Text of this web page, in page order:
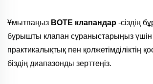
Ұмытпаңыз BOTE клапандар -сіздің
бұрышты клапан сұраныстарыңыз
практикалықтық пен қолжетімділіктің
біздің диапазонды зерттеңіз.